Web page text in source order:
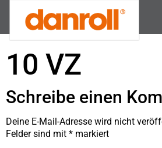
10 VZ
Schreibe einen
Deine E-Mail-Adresse wird nicht
Felder sind mit * markiert